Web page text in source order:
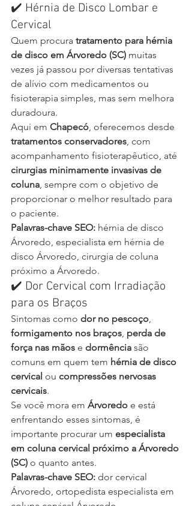
✔️ Hérnia de Disco Lombar e
Cervical
Quem procura tratamento para hérnia
de disco em Árvoredo (SC) muitas
vezes já passou por diversas tentativas
de alívio com medicamentos ou
fisioterapia simples, mas sem melhora
duradoura.
Aqui em Chapecó , oferecemos desde
tratamentos conservadores , com
acompanhamento fisioterapêutico, até
cirurgias minimamente invasivas de
coluna , sempre com o objetivo de
proporcionar o melhor resultado para
o paciente.
Palavras-chave SEO: hérnia de disco
Árvoredo, especialista em hérnia de
disco Árvoredo, cirurgia de coluna
próximo a Árvoredo.
✔️ Dor Cervical com Irradiação
para os Braços
Sintomas como dor no pescoço
formigamento nos braços perda de
força nas mãos e dormência são
comuns em quem tem hérnia de disco
cervical ou compressões nervosas
cervicais.
Se você mora em Árvoredo e está
enfrentando esses sintomas, é
importante procurar um especialista
em coluna cervical próximo a Árvoredo
(SC) o quanto antes.
Palavras-chave SEO: dor cervical
Árvoredo, ortopedista especialista em